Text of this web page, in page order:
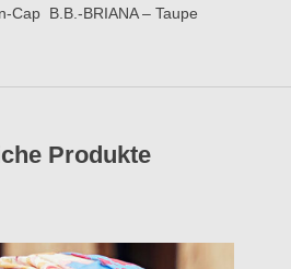
Cap B.B.-BRIANA – Taupe
Produkte